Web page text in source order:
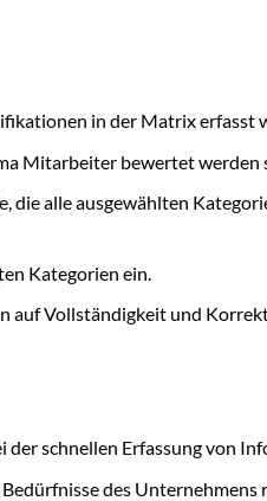
in der Matrix erfasst
Mitarbeiter bewertet werden
die alle ausgewählten
Kategorien ein.
auf Vollständigkeit und
schnellen Erfassung von
des Unternehmens